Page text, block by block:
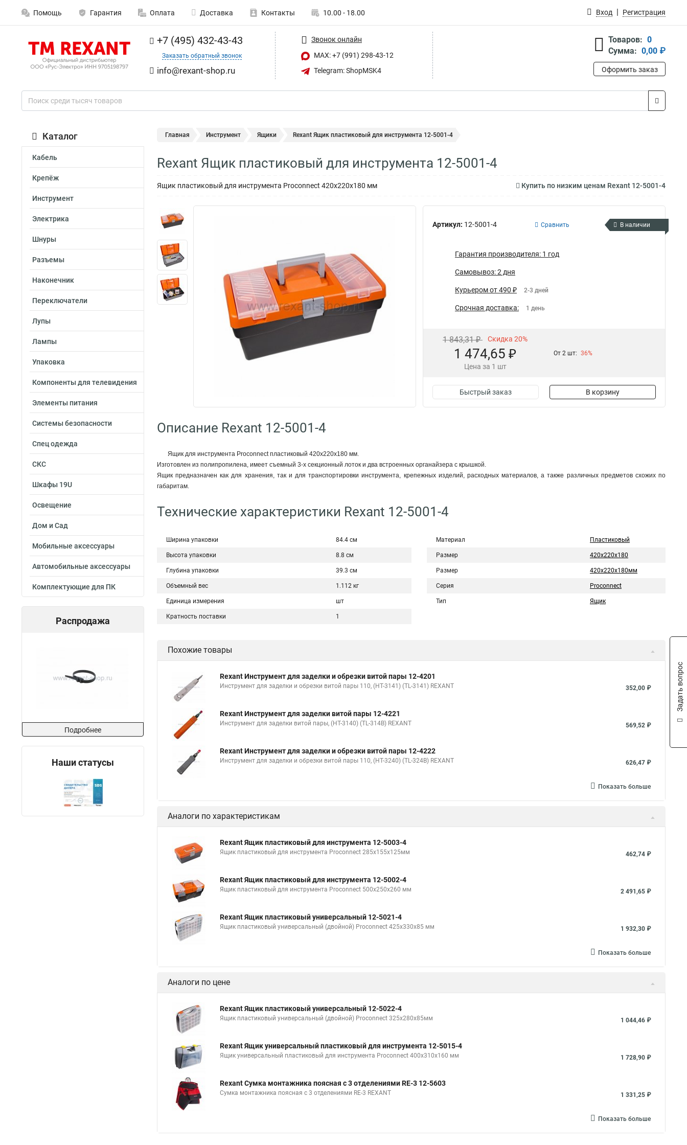
Помощь Гарантия Оплата Доставка Контакты 10.00 - 18.00 Вход Регистрация
+7 (495) 432-43-43
Заказать обратный звонок
info@rexant-shop.ru
Звонок онлайн
MAX: +7 (991) 298-43-12
Telegram: ShopMSK4
Товаров: 0
Сумма: 0,00 ₽
Оформить заказ
Каталог
Кабель
Крепёж
Инструмент
Электрика
Шнуры
Разъемы
Наконечник
Переключатели
Лупы
Лампы
Упаковка
Компоненты для телевидения
Элементы питания
Системы безопасности
Спец одежда
СКС
Шкафы 19U
Освещение
Дом и Сад
Мобильные аксессуары
Автомобильные аксессуары
Комплектующие для ПК
Распродажа
Подробнее
Наши статусы
Главная Инструмент Ящики Rexant Ящик пластиковый для инструмента 12-5001-4
Rexant Ящик пластиковый для инструмента 12-5001-4
Ящик пластиковый для инструмента Proconnect 420х220х180 мм Купить по низким ценам Rexant 12-5001-4
Артикул: 12-5001-4 Сравнить В наличии
Гарантия производителя: 1 год
Самовывоз: 2 дня
Курьером от 490 ₽ 2-3 дней
Срочная доставка: 1 день
1 843,31 ₽ Скидка 20%
1 474,65 ₽
Цена за 1 шт
От 2 шт: 36%
Быстрый заказ В корзину
Описание Rexant 12-5001-4
Ящик для инструмента Proconnect пластиковый 420х220х180 мм.
Изготовлен из полипропилена, имеет съемный 3-х секционный лоток и два встроенных органайзера с крышкой.
Ящик предназначен как для хранения, так и для транспортировки инструмента, крепежных изделий, расходных материалов, а также различных предметов схожих по
габаритам.
Технические характеристики Rexant 12-5001-4
Ширина упаковки 84.4 см
Высота упаковки 8.8 см
Глубина упаковки 39.3 см
Объемный вес 1.112 кг
Единица измерения шт
Кратность поставки 1
Материал Пластиковый
Размер 420х220х180
Размер 420х220х180мм
Серия Proconnect
Тип Ящик
Похожие товары
Rexant Инструмент для заделки и обрезки витой пары 12-4201
Инструмент для заделки и обрезки витой пары 110, (HT-3141) (TL-3141) REXANT 352,00 ₽
Rexant Инструмент для заделки витой пары 12-4221
Инструмент для заделки витой пары, (HT-3140) (TL-314B) REXANT 569,52 ₽
Rexant Инструмент для заделки и обрезки витой пары 12-4222
Инструмент для заделки и обрезки витой пары 110, (HT-3240) (TL-324B) REXANT 626,47 ₽
Показать больше
Аналоги по характеристикам
Rexant Ящик пластиковый для инструмента 12-5003-4
Ящик пластиковый для инструмента Proconnect 285х155х125мм 462,74 ₽
Rexant Ящик пластиковый для инструмента 12-5002-4
Ящик пластиковый для инструмента Proconnect 500х250х260 мм 2 491,65 ₽
Rexant Ящик пластиковый универсальный 12-5021-4
Ящик пластиковый универсальный (двойной) Proconnect 425х330х85 мм 1 932,30 ₽
Показать больше
Аналоги по цене
Rexant Ящик пластиковый универсальный 12-5022-4
Ящик пластиковый универсальный (двойной) Proconnect 325х280х85мм 1 044,46 ₽
Rexant Ящик универсальный пластиковый для инструмента 12-5015-4
Ящик универсальный пластиковый для инструмента Proconnect 400х310х160 мм 1 728,90 ₽
Rexant Сумка монтажника поясная с 3 отделениями RE-3 12-5603
Сумка монтажника поясная с 3 отделениями RE-3 REXANT 1 331,25 ₽
Показать больше
Задать вопрос